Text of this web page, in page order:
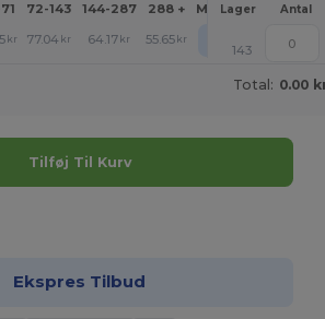
72-143 144-287 288 + MereLager Antal
kr 77.04 kr 64.17 kr 55.65 kr
143
Total: 0.00
Tilføj Til Kurv
Ekspres Tilbud